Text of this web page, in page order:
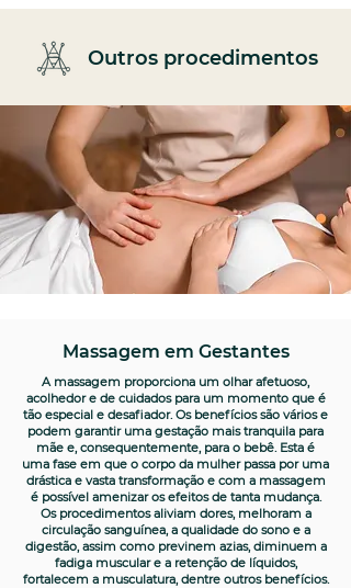
Outros procedimentos
Massagem em Gestantes
A massagem proporciona um olhar afetuoso,
acolhedor e de cuidados para um momento que é
tão especial e desafiador. Os benefícios são vários e
podem garantir uma gestação mais tranquila para
mãe e, consequentemente, para o bebê. Esta é
uma fase em que o corpo da mulher passa por uma
drástica e vasta transformação e com a massagem
é possível amenizar os efeitos de tanta mudança.
Os procedimentos aliviam dores, melhoram a
circulação sanguínea, a qualidade do sono e a
digestão, assim como previnem azias, diminuem a
fadiga muscular e a retenção de líquidos,
fortalecem a musculatura, dentre outros benefícios.